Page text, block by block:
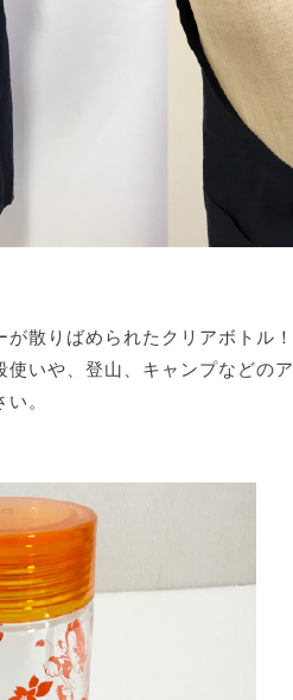
散りばめられたクリアボトル！
使いや、登山、キャンプなどの
。